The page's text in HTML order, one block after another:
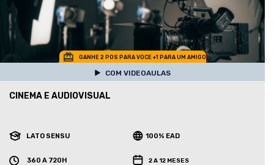
GANHE 2 POS PARA VOCE +1 PARA UM AMIGO
COM VIDEOAULAS
CINEMA E AUDIOVISUAL
LATO SENSU 100% EAD
360 A 720H 2 A 12 MESES